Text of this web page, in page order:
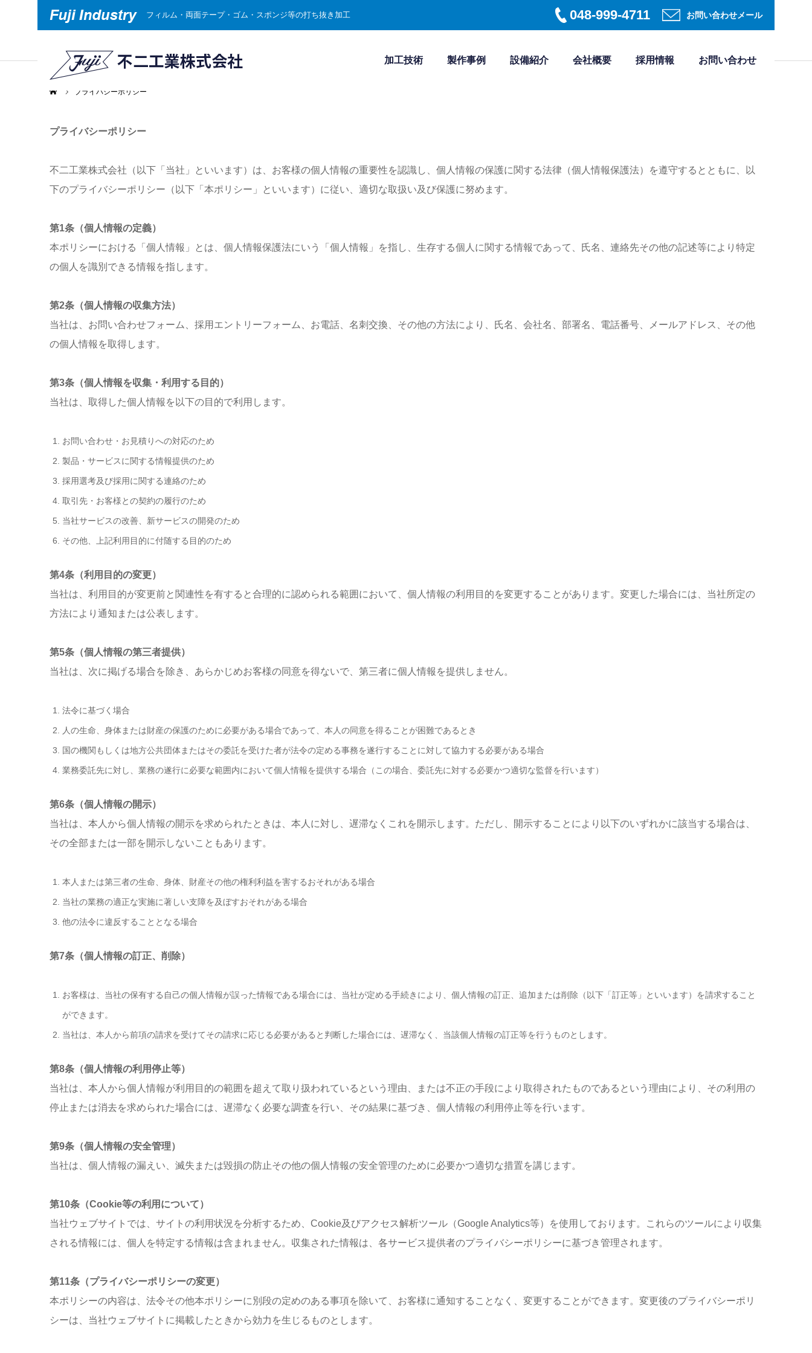
フィルム・両面テープ・ゴム・スポンジ等の打ち抜き加工 048-999-4711 お問い合わせメール
加工技術 製作事例 設備紹介 会社概要 採用情報 お問い合わせ
プライバシーポリシー
プライバシーポリシー
不二工業株式会社（以下「当社」といいます）は、お客様の個人情報の重要性を認識し、個人情報の保護に関する法律（個人情報保護法）を遵守するとともに、以
下のプライバシーポリシー（以下「本ポリシー」といいます）に従い、適切な取扱い及び保護に努めます。
第1条（個人情報の定義）
本ポリシーにおける「個人情報」とは、個人情報保護法にいう「個人情報」を指し、生存する個人に関する情報であって、氏名、連絡先その他の記述等により特定
の個人を識別できる情報を指します。
第2条（個人情報の収集方法）
当社は、お問い合わせフォーム、採用エントリーフォーム、お電話、名刺交換、その他の方法により、氏名、会社名、部署名、電話番号、メールアドレス、その他
の個人情報を取得します。
第3条（個人情報を収集・利用する目的）
当社は、取得した個人情報を以下の目的で利用します。
お問い合わせ・お見積りへの対応のため
製品・サービスに関する情報提供のため
採用選考及び採用に関する連絡のため
取引先・お客様との契約の履行のため
当社サービスの改善、新サービスの開発のため
その他、上記利用目的に付随する目的のため
第4条（利用目的の変更）
当社は、利用目的が変更前と関連性を有すると合理的に認められる範囲において、個人情報の利用目的を変更することがあります。変更した場合には、当社所定の
方法により通知または公表します。
第5条（個人情報の第三者提供）
当社は、次に掲げる場合を除き、あらかじめお客様の同意を得ないで、第三者に個人情報を提供しません。
法令に基づく場合
人の生命、身体または財産の保護のために必要がある場合であって、本人の同意を得ることが困難であるとき
国の機関もしくは地方公共団体またはその委託を受けた者が法令の定める事務を遂行することに対して協力する必要がある場合
業務委託先に対し、業務の遂行に必要な範囲内において個人情報を提供する場合（この場合、委託先に対する必要かつ適切な監督を行います）
第6条（個人情報の開示）
当社は、本人から個人情報の開示を求められたときは、本人に対し、遅滞なくこれを開示します。ただし、開示することにより以下のいずれかに該当する場合は、
その全部または一部を開示しないこともあります。
本人または第三者の生命、身体、財産その他の権利利益を害するおそれがある場合
当社の業務の適正な実施に著しい支障を及ぼすおそれがある場合
他の法令に違反することとなる場合
第7条（個人情報の訂正、削除）
お客様は、当社の保有する自己の個人情報が誤った情報である場合には、当社が定める手続きにより、個人情報の訂正、追加または削除（以下「訂正等」といいます）を請求すること
ができます。
当社は、本人から前項の請求を受けてその請求に応じる必要があると判断した場合には、遅滞なく、当該個人情報の訂正等を行うものとします。
第8条（個人情報の利用停止等）
当社は、本人から個人情報が利用目的の範囲を超えて取り扱われているという理由、または不正の手段により取得されたものであるという理由により、その利用の
停止または消去を求められた場合には、遅滞なく必要な調査を行い、その結果に基づき、個人情報の利用停止等を行います。
第9条（個人情報の安全管理）
当社は、個人情報の漏えい、滅失または毀損の防止その他の個人情報の安全管理のために必要かつ適切な措置を講じます。
第10条（Cookie等の利用について）
当社ウェブサイトでは、サイトの利用状況を分析するため、Cookie及びアクセス解析ツール（Google Analytics等）を使用しております。これらのツールにより収集
される情報には、個人を特定する情報は含まれません。収集された情報は、各サービス提供者のプライバシーポリシーに基づき管理されます。
第11条（プライバシーポリシーの変更）
本ポリシーの内容は、法令その他本ポリシーに別段の定めのある事項を除いて、お客様に通知することなく、変更することができます。変更後のプライバシーポリ
シーは、当社ウェブサイトに掲載したときから効力を生じるものとします。